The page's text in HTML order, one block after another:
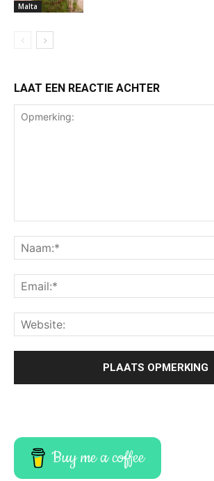
Malta
LAAT EEN REACTIE ACHTER
Buy me a coffee